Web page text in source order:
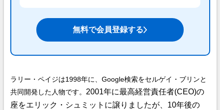
無料で会員登録する
ラリー・ペイジは1998年に、Google検索をセルゲイ・ブリンと
共同開発した人物です。 2001年に最高経営責任者(CEO)の
座をエリック・シュミットに譲りましたが、10年後の